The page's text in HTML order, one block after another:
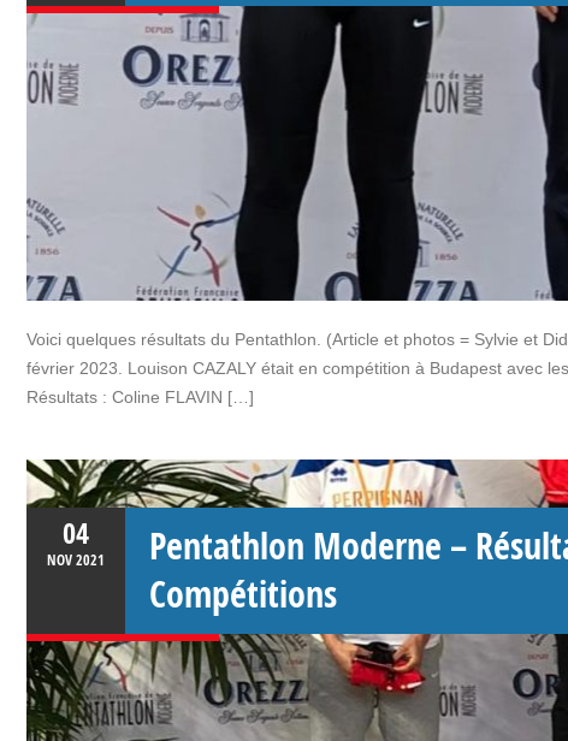
Voici quelques résultats du Pentathlon. (Article et photos = Sylvie et
février 2023. Louison CAZALY était en compétition à Budapest avec
Résultats : Coline FLAVIN […]
04
NOV2021
Pentathlon Moderne –
Compétitions